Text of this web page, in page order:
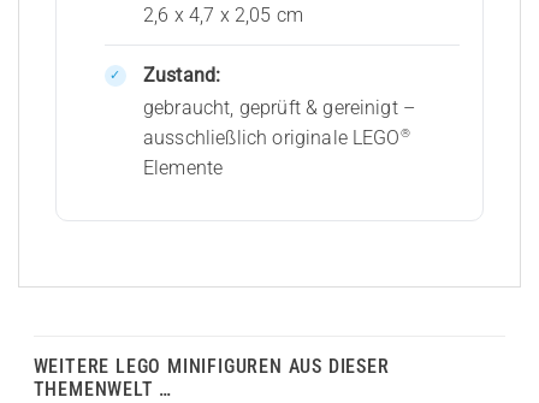
2,6 x 4,7 x 2,05 cm
Zustand:
gebraucht, geprüft & gereinigt –
ausschließlich originale LEGO®
Elemente
WEITERE LEGO MINIFIGUREN AUS DIESER
THEMENWELT …